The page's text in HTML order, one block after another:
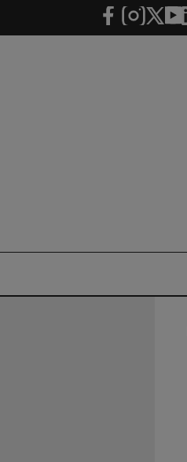
Saltar al contenido principal